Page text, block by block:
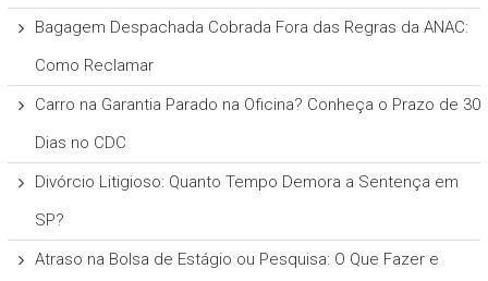
Bagagem Despachada Cobrada Fora das Regras da ANAC:
Como Reclamar
Carro na Garantia Parado na Oficina? Conheça o Prazo de 30
Dias no CDC
Divórcio Litigioso: Quanto Tempo Demora a Sentença em
SP?
Atraso na Bolsa de Estágio ou Pesquisa: O Que Fazer e